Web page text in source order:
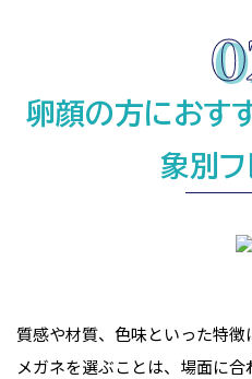
卵顔の方におす
象別フ
質感や材質、色味といった特徴
メガネを選ぶことは、場面に